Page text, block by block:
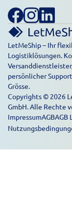
LetMeShip – Ihr
Logistiklösungen.
persönlicher
Grösse.
Copyrights © 2026
GmbH. Alle Rechte
ImpressumAGBAGB